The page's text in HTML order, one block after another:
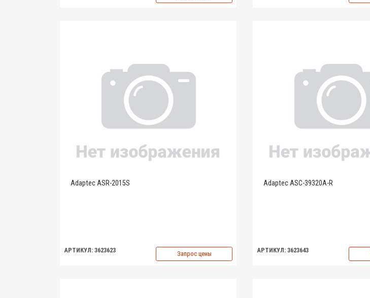
Adaptec ASR-2015S
АРТИКУЛ: 3623623 Запрос цены
Adaptec ASC-39320A-R
АРТИКУЛ: 3623643